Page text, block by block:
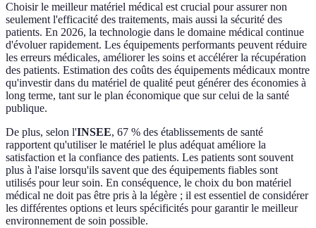
Choisir le meilleur matériel médical est crucial pour assurer non
seulement l'efficacité des traitements, mais aussi la sécurité des
patients. En 2026, la technologie dans le domaine médical continue
d'évoluer rapidement. Les équipements performants peuvent réduire
les erreurs médicales, améliorer les soins et accélérer la récupération
des patients. Estimation des coûts des équipements médicaux montre
qu'investir dans du matériel de qualité peut générer des économies à
long terme, tant sur le plan économique que sur celui de la santé
publique.
De plus, selon l'INSEE, 67 % des établissements de santé
rapportent qu'utiliser le matériel le plus adéquat améliore la
satisfaction et la confiance des patients. Les patients sont souvent
plus à l'aise lorsqu'ils savent que des équipements fiables sont
utilisés pour leur soin. En conséquence, le choix du bon matériel
médical ne doit pas être pris à la légère ; il est essentiel de considérer
les différentes options et leurs spécificités pour garantir le meilleur
environnement de soin possible.